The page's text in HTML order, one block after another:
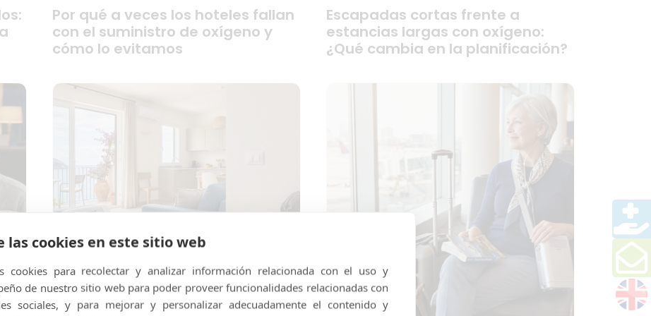
Por qué a veces los hoteles fallan
con el suministro de oxígeno y
cómo lo evitamos
Escapadas cortas frente a
estancias largas con oxígeno:
¿Qué cambia en la planificación?
las cookies en este sitio web
cookies para recolectar y analizar información relacionada con el uso y
de nuestro sitio web para poder proveer funcionalidades relacionadas con
sociales, y para mejorar y personalizar adecuadamente el contenido y